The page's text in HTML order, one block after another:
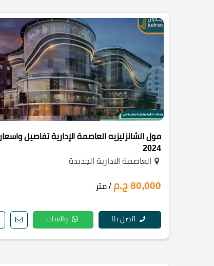
مول الشانزليزيه العاصمة الإدارية تفاصيل واسعار
2024
العاصمة الادارية الجديدة
80,000 ج.م / متر
اتصل بنا واتساب